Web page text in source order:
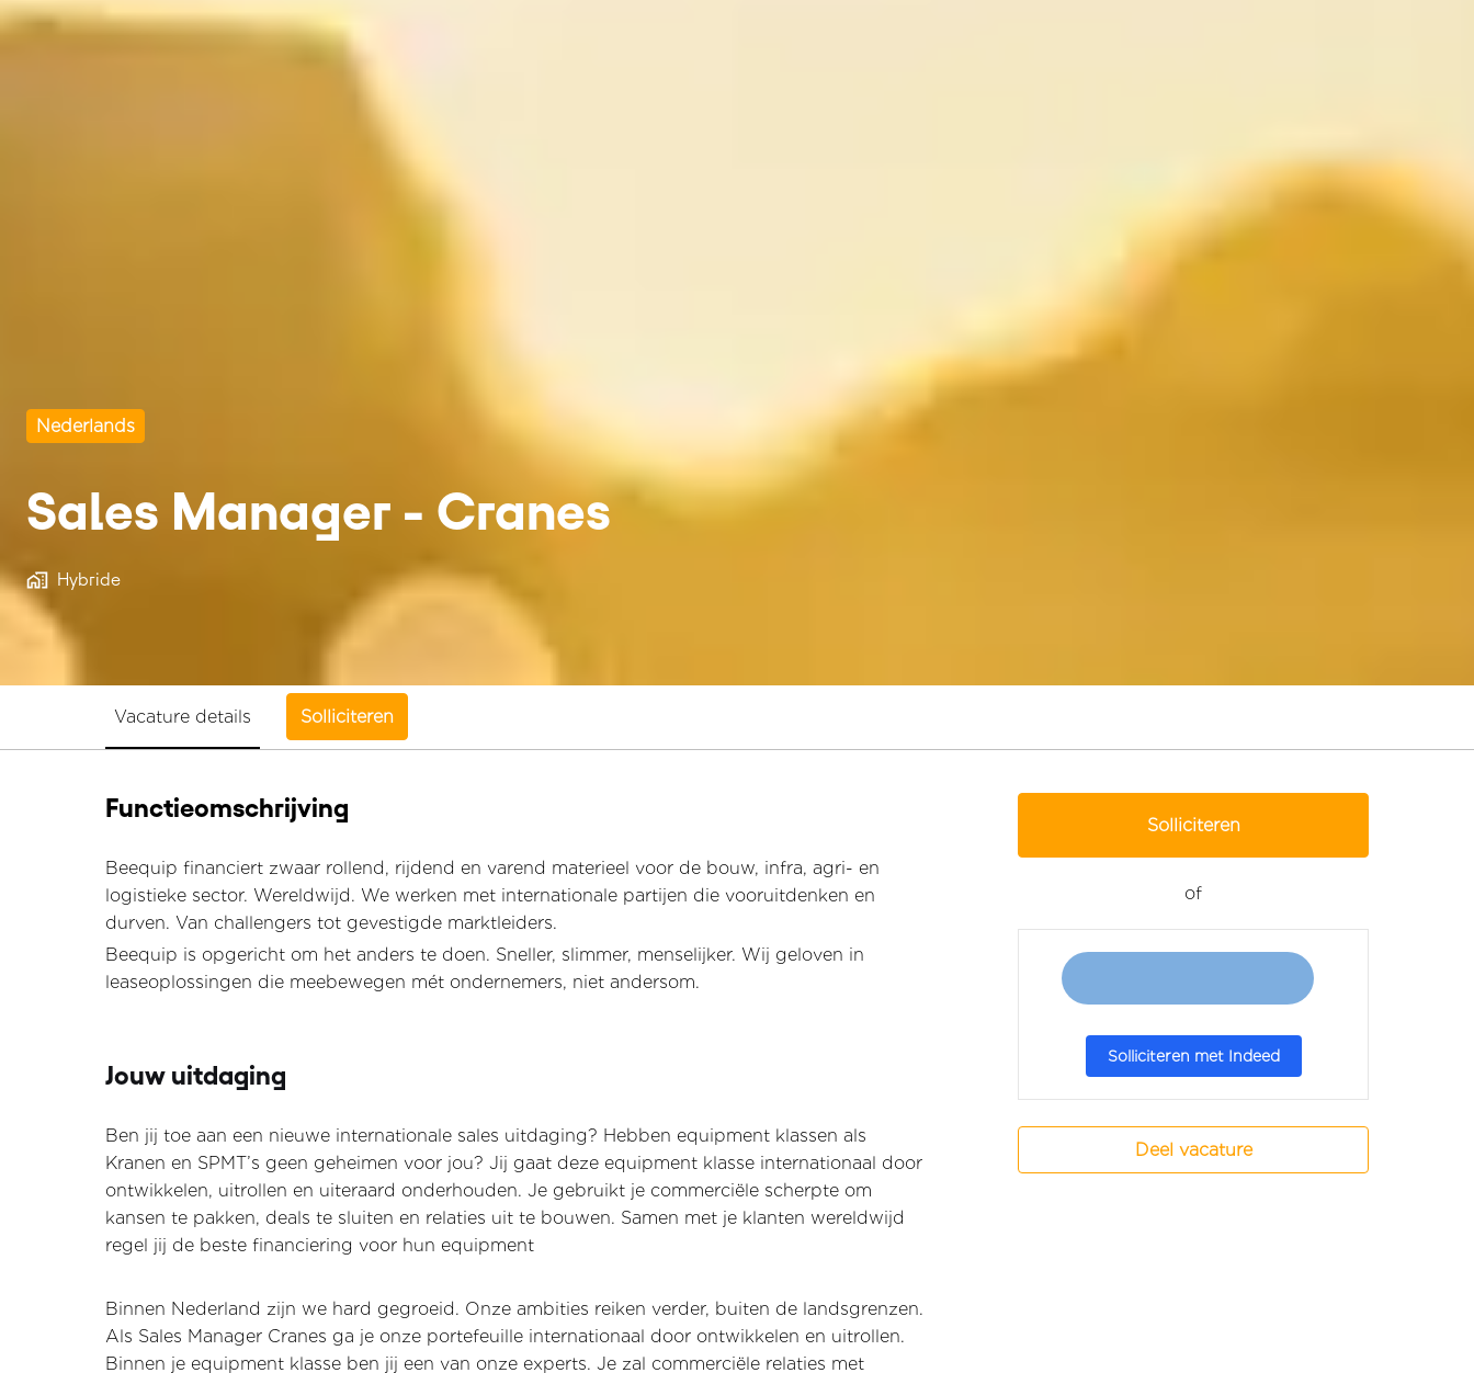
Nederlands
Sales Manager - Cranes
Hybride
Vacature details Solliciteren
Functieomschrijving
Beequip financiert zwaar rollend, rijdend en varend materieel voor de bouw, infra, agri- en
logistieke sector. Wereldwijd. We werken met internationale partijen die vooruitdenken en
durven. Van challengers tot gevestigde marktleiders.
Beequip is opgericht om het anders te doen. Sneller, slimmer, menselijker. Wij geloven in
leaseoplossingen die meebewegen mét ondernemers, niet andersom.
Jouw uitdaging
Ben jij toe aan een nieuwe internationale sales uitdaging? Hebben equipment klassen als
Kranen en SPMT’s geen geheimen voor jou? Jij gaat deze equipment klasse internationaal door
ontwikkelen, uitrollen en uiteraard onderhouden. Je gebruikt je commerciële scherpte om
kansen te pakken, deals te sluiten en relaties uit te bouwen. Samen met je klanten wereldwijd
regel jij de beste financiering voor hun equipment
Binnen Nederland zijn we hard gegroeid. Onze ambities reiken verder, buiten de landsgrenzen.
Als Sales Manager Cranes ga je onze portefeuille internationaal door ontwikkelen en uitrollen.
Binnen je equipment klasse ben jij een van onze experts. Je zal commerciële relaties met
Solliciteren
of
Solliciteren met Indeed
Deel vacature